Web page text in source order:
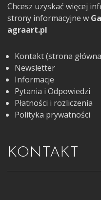
Chcesz uzyskać więcej
strony informacyjne w
agraart.pl
Kontakt (strona
Newsletter
Informacje
Pytania i Odpowiedzi
Płatności i rozliczenia
Polityka prywatności
KONTAKT